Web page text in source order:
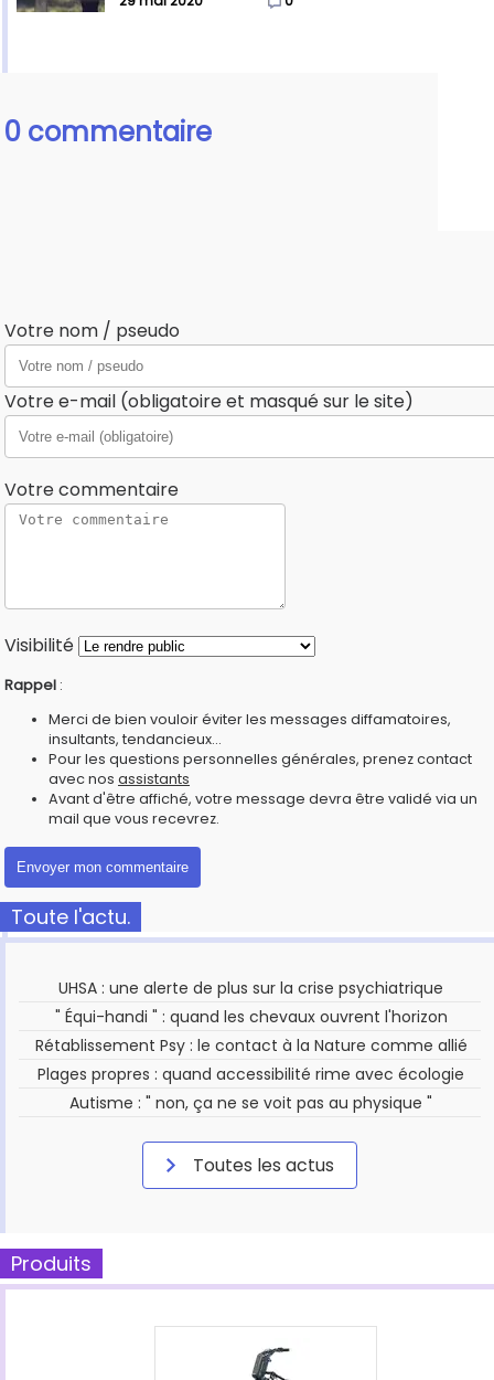
0 commentaire
Votre nom / pseudo
Votre e-mail (obligatoire et masqué sur le site)
Votre commentaire
Visibilité
Rappel :
Merci de bien vouloir éviter les messages diffamatoires,
insultants, tendancieux...
Pour les questions personnelles générales, prenez contact
avec nos assistants
Avant d'être affiché, votre message devra être validé via un
mail que vous recevrez.
Toute l'actu.
UHSA : une alerte de plus sur la crise psychiatrique
" Équi-handi " : quand les chevaux ouvrent l'horizon
Rétablissement Psy : le contact à la Nature comme allié
Plages propres : quand accessibilité rime avec écologie
Autisme : " non, ça ne se voit pas au physique "
Toutes les actus
Produits